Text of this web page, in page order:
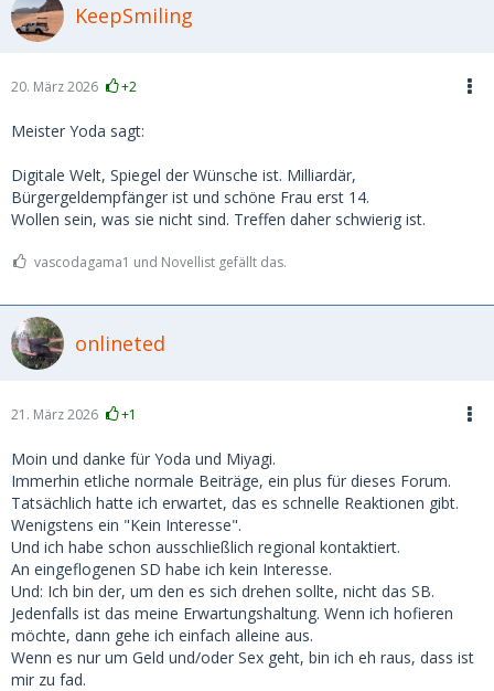
KeepSmiling
20. März 2026 +2
Meister Yoda sagt:
Digitale Welt, Spiegel der Wünsche ist. Milliardär,
Bürgergeldempfänger ist und schöne Frau erst 14.
Wollen sein, was sie nicht sind. Treffen daher schwierig ist.
vascodagama1 und Novellist gefällt das.
onlineted
21. März 2026 +1
Moin und danke für Yoda und Miyagi.
Immerhin etliche normale Beiträge, ein plus für dieses Forum.
Tatsächlich hatte ich erwartet, das es schnelle Reaktionen gibt.
Wenigstens ein "Kein Interesse".
Und ich habe schon ausschließlich regional kontaktiert.
An eingeflogenen SD habe ich kein Interesse.
Und: Ich bin der, um den es sich drehen sollte, nicht das SB.
Jedenfalls ist das meine Erwartungshaltung. Wenn ich hofieren
möchte, dann gehe ich einfach alleine aus.
Wenn es nur um Geld und/oder Sex geht, bin ich eh raus, dass ist
mir zu fad.